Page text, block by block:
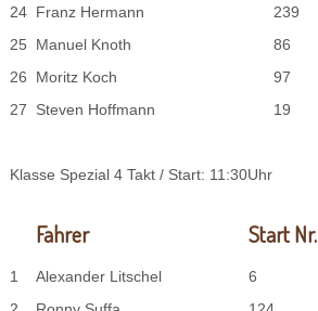
24
Franz Hermann 239
25
Manuel Knoth 86
26
Moritz Koch 97
27
Steven Hoffmann 19
Klasse Spezial 4 Takt / Start: 11:30Uhr
Fahrer Start Nr.
1 Alexander Litschel 6